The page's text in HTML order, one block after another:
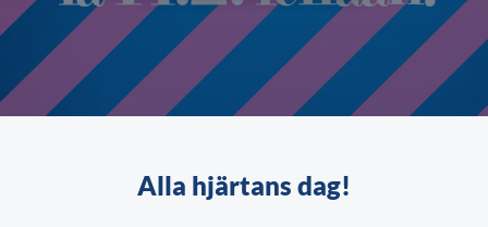
Alla hjärtans dag!